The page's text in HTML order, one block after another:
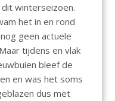
winterseizoen.
het in en rond
geen actuele
tijdens en vlak
bleef de
en was het soms
dus met